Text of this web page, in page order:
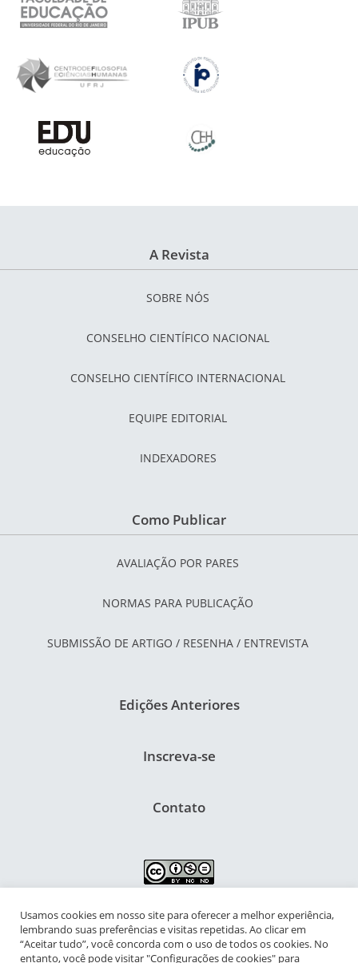
A Revista
SOBRE NÓS
CONSELHO CIENTÍFICO NACIONAL
CONSELHO CIENTÍFICO INTERNACIONAL
EQUIPE EDITORIAL
INDEXADORES
Como Publicar
AVALIAÇÃO POR PARES
NORMAS PARA PUBLICAÇÃO
SUBMISSÃO DE ARTIGO / RESENHA / ENTREVISTA
Edições Anteriores
Inscreva-se
Contato
NIPIAC – Núcleo Interdisciplinar de Pesquisa para a Infância e
Adolescência Contemporâneas
Usamos cookies em nosso site para oferecer a melhor experiência,
lembrando suas preferências e visitas repetidas. Ao clicar em
“Aceitar tudo”, você concorda com o uso de todos os cookies. No
entanto, você pode visitar "Configurações de cookies" para